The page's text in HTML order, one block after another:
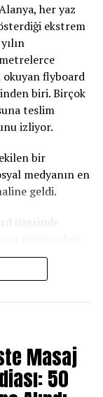
her yaz
ekstrem
okuyan flyboard
biri. Birçok
teslim
izliyor.
bir
medyanın en
geldi.
üzerinde
açısını karşı
Ediliyor”
sadelik ve
yorumlarda;
durmak
ve sosyal
Masaj
50